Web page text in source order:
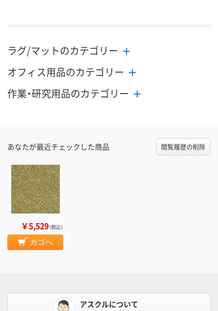
カゴへ
ラグ/マットのカテゴリー
オフィス用品のカテゴリー
作業・研究用品のカテゴリー
あなたが最近チェックした商品 閲覧履歴の削除
￥5,529（税込）
カゴへ
アスクルについて